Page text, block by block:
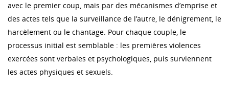
avec le premier coup, mais par des mécanismes d’emprise et
des actes tels que la surveillance de l’autre, le dénigrement, le
harcèlement ou le chantage. Pour chaque couple, le
processus initial est semblable : les premières violences
exercées sont verbales et psychologiques, puis surviennent
les actes physiques et sexuels.